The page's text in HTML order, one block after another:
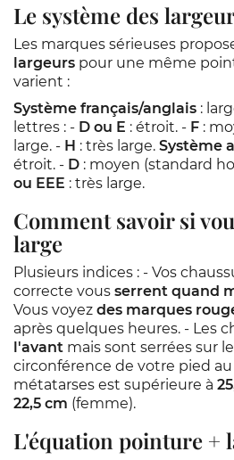
Le système des
Les marques sérieuses
largeurs pour une même
varient :
Système français/anglais :
lettres : - D ou E : étroit. - F :
large. - H : très large. Système
étroit. - D : moyen (standard
ou EEE : très large.
Comment savoir si
large
Plusieurs indices : - Vos
correcte vous serrent quand
Vous voyez des marques
après quelques heures. - Les
l'avant mais sont serrées sur
circonférence de votre pied
métatarses est supérieure à
22,5 cm (femme).
L'équation pointure +